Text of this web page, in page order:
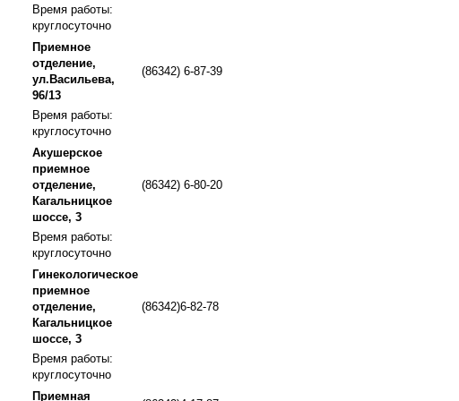
Время работы:
круглосуточно
Приемное
отделение,
ул.Васильева,
96/13
(86342) 6-87-39
Время работы:
круглосуточно
Акушерское
приемное
отделение,
Кагальницкое
шоссе, 3
(86342) 6-80-20
Время работы:
круглосуточно
Гинекологическое
приемное
отделение,
Кагальницкое
шоссе, 3
(86342)6-82-78
Время работы:
круглосуточно
Приемная